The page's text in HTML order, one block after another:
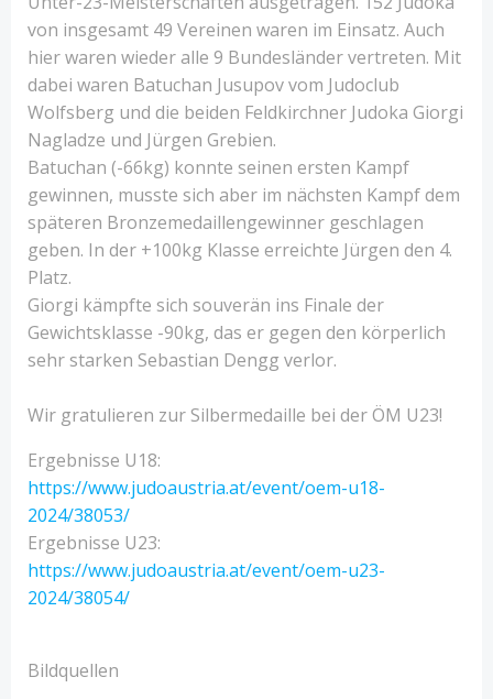
von insgesamt 49 Vereinen waren im Einsatz. Auch
hier waren wieder alle 9 Bundesländer vertreten. Mit
dabei waren Batuchan Jusupov vom Judoclub
Wolfsberg und die beiden Feldkirchner Judoka Giorgi
Nagladze und Jürgen Grebien.
Batuchan (-66kg) konnte seinen ersten Kampf
gewinnen, musste sich aber im nächsten Kampf dem
späteren Bronzemedaillengewinner geschlagen
geben. In der +100kg Klasse erreichte Jürgen den 4.
Platz.
Giorgi kämpfte sich souverän ins Finale der
Gewichtsklasse -90kg, das er gegen den körperlich
sehr starken Sebastian Dengg verlor.
Wir gratulieren zur Silbermedaille bei der ÖM U23!
Ergebnisse U18:
https://www.judoaustria.at/event/oem-u18-
2024/38053/
Ergebnisse U23:
https://www.judoaustria.at/event/oem-u23-
2024/38054/
Bildquellen